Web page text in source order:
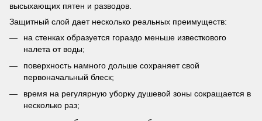
высыхающих пятен и разводов.
Защитный слой дает несколько реальных преимуществ:
на стенках образуется гораздо меньше известкового
налета от воды;
поверхность намного дольше сохраняет свой
первоначальный блеск;
время на регулярную уборку душевой зоны сокращается в
несколько раз;